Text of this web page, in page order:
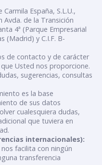
Carmila España, S.L.U.,
Avda. de la Transición
4ª (Parque Empresarial
(Madrid) y C.I.F. B-
de contacto y de carácter
Usted nos proporcione.
sugerencias, consultas
es la base
de sus datos
cualesquiera dudas,
que tuviera en
internacionales):
facilita con ningún
transferencia